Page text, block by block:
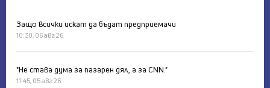
Защо всички искат да бъдат предприемачи
10:30, 06 авг 26
"Не става дума за пазарен дял, а за CNN."
11:45, 05 авг 26